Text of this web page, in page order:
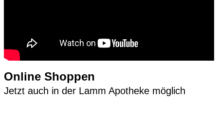
Online Shoppen
Jetzt auch in der Lamm Apotheke möglich